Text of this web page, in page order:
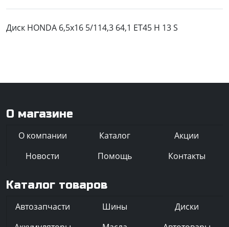
Диск HONDA 6,5x16 5/114,3 64,1 ET45 H 13 S
О магазине
О компании Каталог
Акции
Новости
Помощь Контакты
Каталог товаров
Автозапчасти Шины
Диски